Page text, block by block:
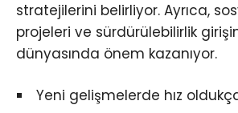
stratejilerini belirliyor. Ayrıca,
projeleri ve sürdürülebilirlik
dünyasında önem kazanıyor.
Yeni gelişmelerde hız